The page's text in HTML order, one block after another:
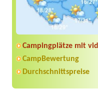
Campingplätze mit
CampBewertung
Durchschnittspreise